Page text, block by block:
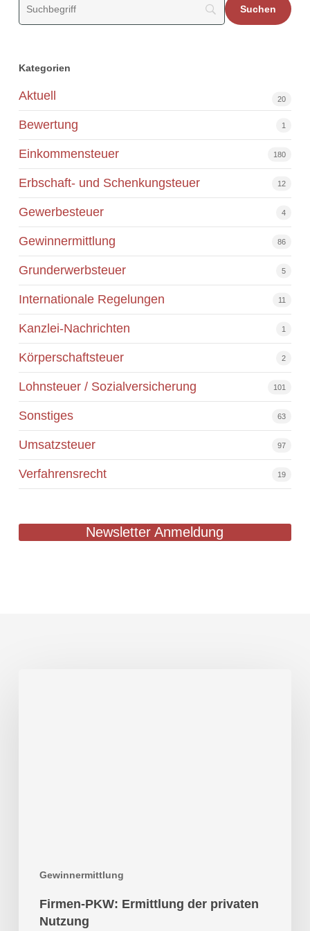
Kategorien
Aktuell 20
Bewertung 1
Einkommensteuer 180
Erbschaft- und Schenkungsteuer 12
Gewerbesteuer 4
Gewinnermittlung 86
Grunderwerbsteuer 5
Internationale Regelungen 11
Kanzlei-Nachrichten 1
Körperschaftsteuer 2
Lohnsteuer / Sozialversicherung 101
Sonstiges 63
Umsatzsteuer 97
Verfahrensrecht 19
Newsletter Anmeldung
Gewinnermittlung
Firmen-PKW: Ermittlung der privaten
Nutzung